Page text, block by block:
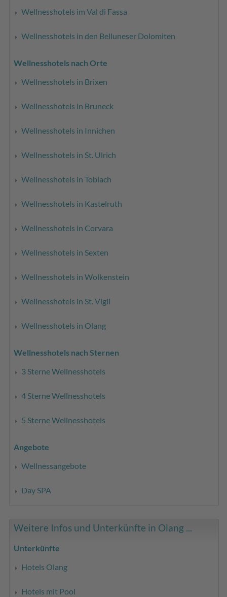
Wellnesshotels im Val di Fassa
Wellnesshotels in den Belluneser Dolomiten
Wellnesshotels nach Orte
Wellnesshotels in Brixen
Wellnesshotels in Bruneck
Wellnesshotels in Innichen
Wellnesshotels in St. Ulrich
Wellnesshotels in Toblach
Wellnesshotels in Kastelruth
Wellnesshotels in Corvara
Wellnesshotels in Sexten
Wellnesshotels in Wolkenstein
Wellnesshotels in St. Vigil
Wellnesshotels in Olang
Wellnesshotels nach Sternen
3 Sterne Wellnesshotels
4 Sterne Wellnesshotels
5 Sterne Wellnesshotels
Angebote
Wellnessangebote
Day SPA
Weitere Infos und Unterkünfte in Olang ...
Unterkünfte
Hotels Olang
Hotels mit Pool